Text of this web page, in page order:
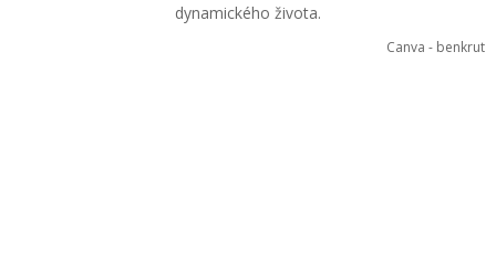
dynamického života.
Canva - benkrut